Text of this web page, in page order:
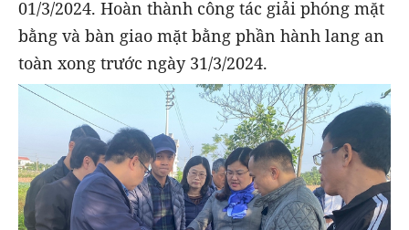
01/3/2024. Hoàn thành công tác giải phóng mặt
bằng và bàn giao mặt bằng phần hành lang an
toàn xong trước ngày 31/3/2024.